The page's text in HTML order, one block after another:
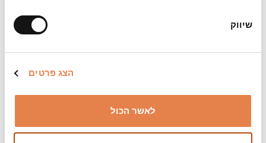
שיווק
הצג פרטים
לאשר הכול